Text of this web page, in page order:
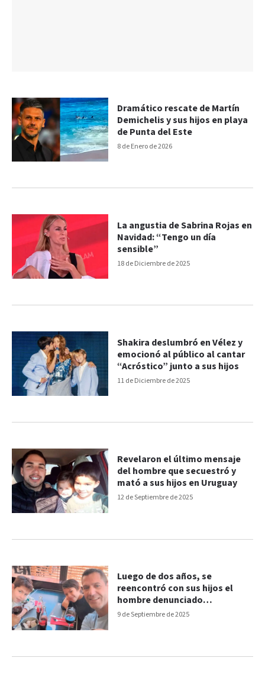
8 de Enero de 2026
Dramático rescate de Martín
Demichelis y sus hijos en playa
de Punta del Este
18 de Diciembre de 2025
La angustia de Sabrina Rojas en
Navidad: “Tengo un día
sensible”
11 de Diciembre de 2025
Shakira deslumbró en Vélez y
emocionó al público al cantar
“Acróstico” junto a sus hijos
12 de Septiembre de 2025
Revelaron el último mensaje
del hombre que secuestró y
mató a sus hijos en Uruguay
9 de Septiembre de 2025
Luego de dos años, se
reencontró con sus hijos el
hombre denunciado
falsamente por abuso